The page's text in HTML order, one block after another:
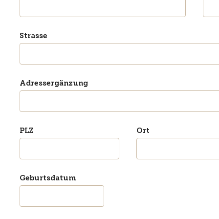
Strasse
Adressergänzung
PLZ Ort
Geburtsdatum